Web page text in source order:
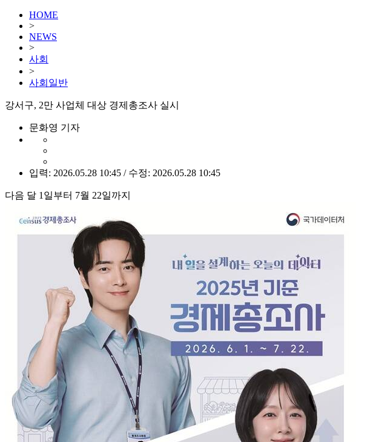
HOME
>
NEWS
>
사회
>
사회일반
강서구, 2만 사업체 대상 경제총조사 실시
문화영 기자
입력: 2026.05.28 10:45 / 수정: 2026.05.28 10:45
다음 달 1일부터 7월 22일까지